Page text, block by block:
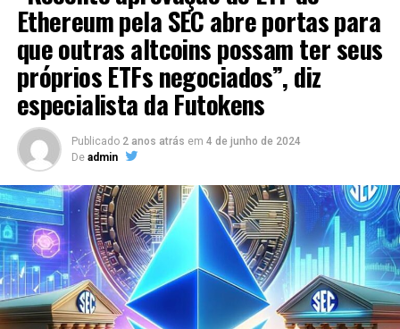
Ethereum pela SEC abre portas para
que outras altcoins possam ter seus
próprios ETFs negociados”, diz
especialista da Futokens
Publicado 2 anos atrás em 4 de junho de 2024
De admin